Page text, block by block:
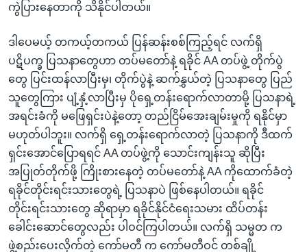
ကွဲပြားနေတာကို သိနိုင်ပါတယ်။
ဒါပေမယ့် တကယ့်တကယ် ပြန်ဆန်းစစ်ကြည့်ရင် လက်ရှိ
ပဋိပက္ခ ပြသနာတွေဟာ တပ်မတော်နဲ့ ရခိုင် AA တပ်ဖွဲ့ တိုက်ပွဲ
တွေ ပြင်းထန်လာပြီးမှ၊ တိုက်ပွဲနဲ့ ဆက်နွှယ်တဲ့ ပြသနာတွေ ပြည်
သူတွေကြား ပျံ့နှံ့လာပြီးမှ ပိုရှေ့တန်းရောက်လာတာမို့ ပြသနာရဲ့
အရင်းခံကို မဖြေရှင်းပဲနဲ့တော့ တည်ငြိမ်အေးချမ်းမှုကို ရနိုင်မှာ
မဟုတ်ပါဘူး။ လက်ရှိ ရှေ့တန်းရောက်လာတဲ့ ပြသနာကို ဒီထက်
ရှင်းအောင်ပြောရရင် AA တပ်ဖွဲ့ကို သောင်းကျန်းသူ ဆိုပြီး
အပြုတ်တိုက်ဖို့ ကြိုးစားနေတဲ့ တပ်မတော်နဲ့ AA ကိုထောက်ခံတဲ့
ရခိုင်တိုင်းရင်းသားတွေရဲ့ ပြသနာပဲ ဖြစ်နေပါတယ်။ ရခိုင်
တိုင်းရင်းသားတွေ ဆိုရာမှာ ရခိုင်နိုင်ငံရေးသမား ထိပ်တန်း
ခေါင်းဆောင်တွေလည်း ပါဝင်ကြပါတယ်။ လက်ရှိ သမ္မတ က
ဖွဲ့စည်းပေးလိုက်တဲ့ ကော်မတီ က ကော်မတီဝင် တစ်ချို့